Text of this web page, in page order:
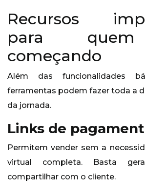
Recursos
para
começando
Além das funcionalidades
ferramentas podem fazer toda a
da jornada.
Links de
Permitem vender sem a
virtual completa. Basta
compartilhar com o cliente.